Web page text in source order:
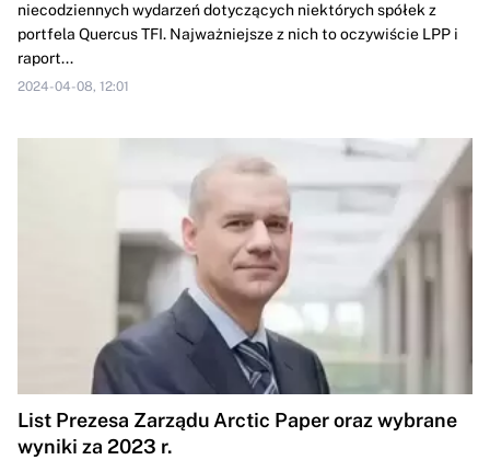
niecodziennych wydarzeń dotyczących niektórych spółek z
portfela Quercus TFI. Najważniejsze z nich to oczywiście LPP i
raport...
2024-04-08, 12:01
List Prezesa Zarządu Arctic Paper oraz wybrane
wyniki za 2023 r.